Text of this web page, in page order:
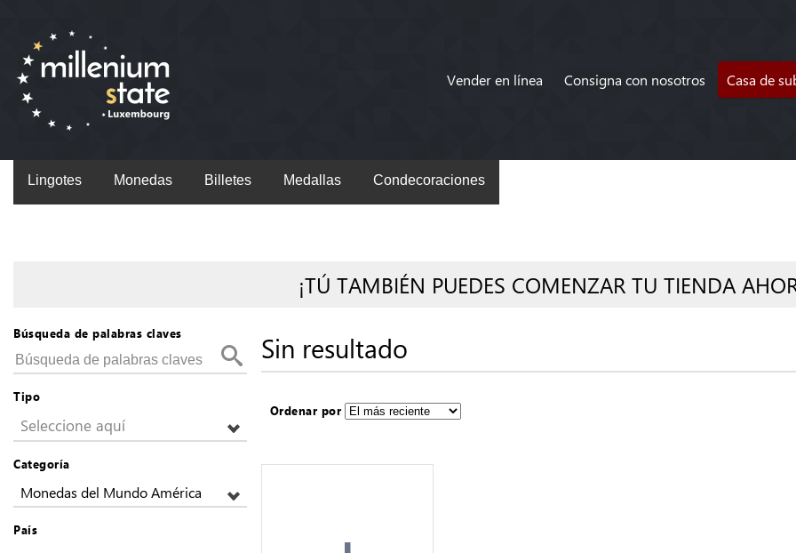
Vender en línea Consigna con nosotros Casa de
Lingotes Monedas Billetes Medallas Condecoraciones
¡TÚ TAMBIÉN PUEDES COMENZAR TU TIENDA
Búsqueda de palabras claves
Tipo
Seleccione aquí
Categoría
Monedas del Mundo América
País
Sin resultado
Ordenar por